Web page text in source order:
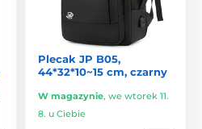
Plecak JP B05,
44*32*10~15 cm, czarny
W magazynie, we wtorek 11.
8. u Ciebie